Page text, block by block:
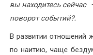
вы находитесь
поворот событий?.
В развитии отношений
по наитию, чаще